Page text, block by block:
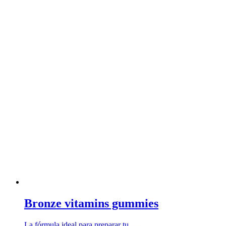
Bronze vitamins gummies